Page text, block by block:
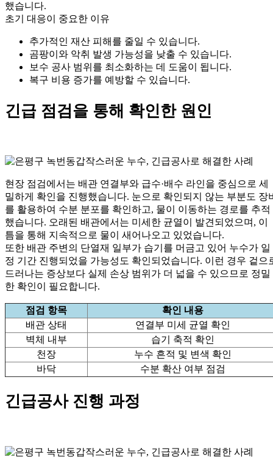
했습니다.
초기 대응이 중요한 이유
추가적인 재산 피해를 줄일 수 있습니다.
곰팡이와 악취 발생 가능성을 낮출 수 있습니다.
보수 공사 범위를 최소화하는 데 도움이 됩니다.
복구 비용 증가를 예방할 수 있습니다.
긴급 점검을 통해 확인한 원인
현장 점검에서는 배관 연결부와 급수·배수 라인을 중심으로 세
밀하게 확인을 진행했습니다. 눈으로 확인되지 않는 부분도 장
를 활용하여 수분 분포를 확인하고, 물이 이동하는 경로를 추적
했습니다. 오래된 배관에서는 미세한 균열이 발견되었으며, 이
틈을 통해 지속적으로 물이 새어나오고 있었습니다.
또한 배관 주변의 단열재 일부가 습기를 머금고 있어 누수가 일
정 기간 진행되었을 가능성도 확인되었습니다. 이런 경우 겉으
드러나는 증상보다 실제 손상 범위가 더 넓을 수 있으므로 정밀
한 확인이 필요합니다.
점검 항목
확인 내용
배관 상태
연결부 미세 균열 확인
벽체 내부
습기 축적 확인
천장
누수 흔적 및 변색 확인
바닥
수분 확산 여부 점검
긴급공사 진행 과정